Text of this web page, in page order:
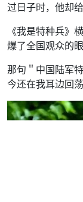
过日子时，他却
《我是特种兵》
爆了全国观众的眼
那句＂中国陆军
今还在我耳边回荡